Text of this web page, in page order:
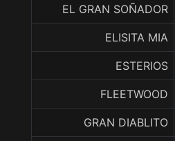
EL GRAN SOÑADOR
ELISITA MIA
ESTERIOS
FLEETWOOD
GRAN DIABLITO